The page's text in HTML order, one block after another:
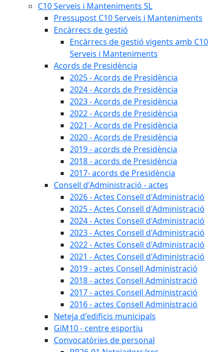
C10 Serveis i Manteniments SL
Pressupost C10 Serveis i Manteniments
Encàrrecs de gestió
Encàrrecs de gestió vigents amb C10
Serveis i Manteniments
Acords de Presidència
2025 - Acords de Presidència
2024 - Acords de Presidència
2023 - Acords de Presidència
2022 - Acords de Presidència
2021 - Acords de Presidència
2020 - Acords de Presidència
2019 - acords de Presidència
2018 - acords de Presidència
2017- acords de Presidència
Consell d'Administració - actes
2026 - Actes Consell d'Administració
2025 - Actes Consell d'Administració
2024 - Actes Consell d'Administració
2023 - Actes Consell d'Administració
2022 - Actes Consell d'Administració
2021 - Actes Consell d'Administració
2019 - actes Consell Administració
2018 - actes Consell Administració
2017 - actes Consell Administració
2016 - actes Consell Administració
Neteja d'edificis municipals
GiM10 - centre esportiu
Convocatòries de personal